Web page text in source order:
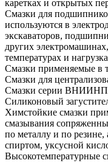
каретках и открытых
Смазки для
используются в
экскаваторов,
других
температурах и
Смазки применяемые в
Смазки для
Смазки серии ВНИИНП
Силиконовый
Химстойкие смазки
смазывания
по металлу и по резине,
спиртом, уксусной
Высокотемпературные